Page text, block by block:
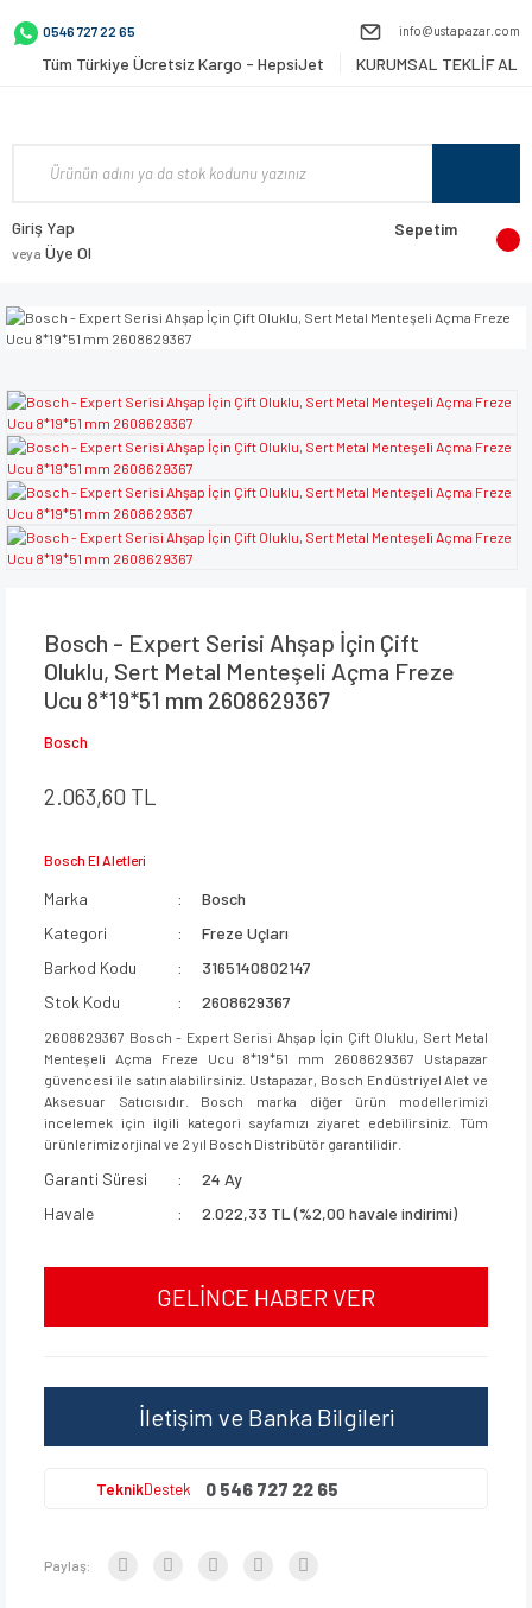
0546 727 22 65 info@ustapazar.com
Tüm Türkiye Ücretsiz Kargo - HepsiJet KURUMSAL TEKLİF AL
Giriş Yap
veya Üye Ol
Sepetim
Bosch - Expert Serisi Ahşap İçin Çift
Oluklu, Sert Metal Menteşeli Açma Freze
Ucu 8*19*51 mm 2608629367
Bosch
2.063,60 TL
Bosch El Aletleri
Marka
Bosch
Kategori
Freze Uçları
Barkod Kodu
3165140802147
Stok Kodu
2608629367
2608629367 Bosch - Expert Serisi Ahşap İçin Çift Oluklu, Sert Metal
Menteşeli Açma Freze Ucu 8*19*51 mm 2608629367 Ustapazar
güvencesi ile satın alabilirsiniz. Ustapazar, Bosch Endüstriyel Alet ve
Aksesuar Satıcısıdır. Bosch marka diğer ürün modellerimizi
incelemek için ilgili kategori sayfamızı ziyaret edebilirsiniz. Tüm
ürünlerimiz orjinal ve 2 yıl Bosch Distribütör garantilidir.
Garanti Süresi
24 Ay
Havale
2.022,33 TL (%2,00 havale indirimi)
GELİNCE HABER VER
İletişim ve Banka Bilgileri
TeknikDestek 0 546 727 22 65
Paylaş: